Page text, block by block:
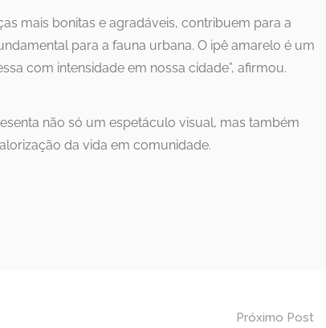
mais bonitas e agradáveis, contribuem para a
para a fauna urbana. O ipê amarelo é um
com intensidade em nossa cidade”, afirmou.
não só um espetáculo visual, mas também
da vida em comunidade.
Próximo Post